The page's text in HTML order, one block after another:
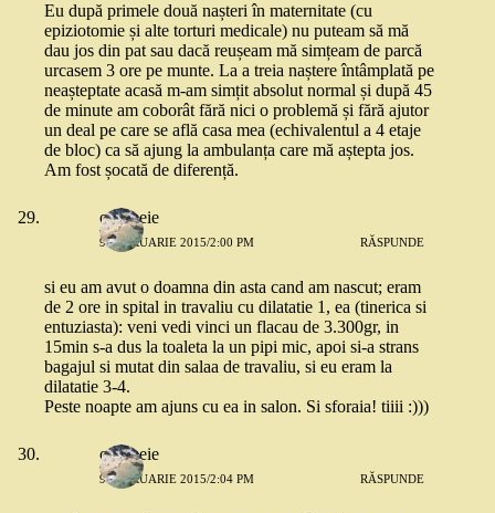
Eu după primele două nașteri în maternitate (cu
epiziotomie și alte torturi medicale) nu puteam să mă
dau jos din pat sau dacă reușeam mă simțeam de parcă
urcasem 3 ore pe munte. La a treia naștere întâmplată pe
neașteptate acasă m-am simțit absolut normal și după 45
de minute am coborât fără nici o problemă și fără ajutor
un deal pe care se află casa mea (echivalentul a 4 etaje
de bloc) ca să ajung la ambulanța care mă aștepta jos.
Am fost șocată de diferență.
o femeie
9 FEBRUARIE 2015/2:00 PM RĂSPUNDE
si eu am avut o doamna din asta cand am nascut; eram
de 2 ore in spital in travaliu cu dilatatie 1, ea (tinerica si
entuziasta): veni vedi vinci un flacau de 3.300gr, in
15min s-a dus la toaleta la un pipi mic, apoi si-a strans
bagajul si mutat din salaa de travaliu, si eu eram la
dilatatie 3-4.
Peste noapte am ajuns cu ea in salon. Si sforaia! tiiii :)))
o femeie
9 FEBRUARIE 2015/2:04 PM RĂSPUNDE